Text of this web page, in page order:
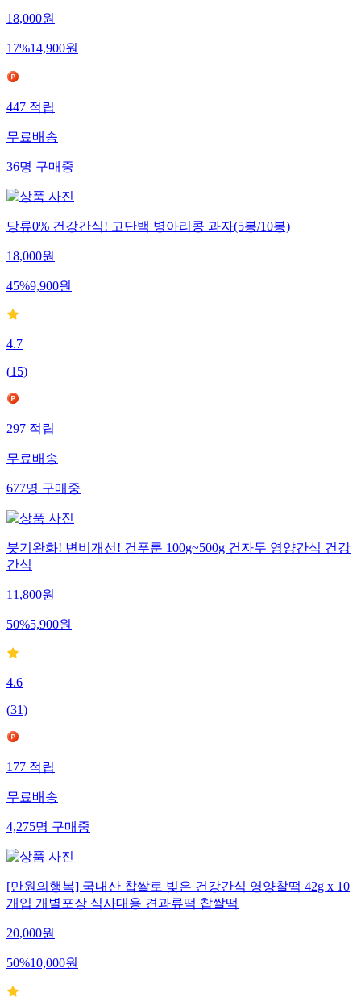
18,000원
17%14,900원
447적립
무료배송
36명구매중
당류0% 건강간식! 고단백 병아리콩 과자(5봉/10봉)
18,000원
45%9,900원
4.7
(15)
297적립
무료배송
677명구매중
붓기완화! 변비개선! 건푸룬 100g~500g 건자두 영양간식 건강
간식
11,800원
50%5,900원
4.6
(31)
177적립
무료배송
4,275명구매중
[만원의행복] 국내산 찹쌀로 빚은 건강간식 영양찰떡 42g x 10
개입 개별포장 식사대용 견과류떡 찹쌀떡
20,000원
50%10,000원